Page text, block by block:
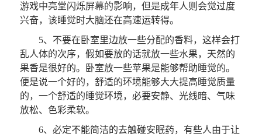
游戏中亮堂闪烁屏幕的影响，但是成年人则会觉过度
兴奋，该睡觉时大脑还在高速运转得。
5、不要在卧室里边放一些分配的香料，这样会打
乱人体的次序，假如要放的话就放一些水果，天然的
果香是很好的。卧室放一些苹果是能够帮助睡觉的。
便是说一个好的，舒适的环境能够大大提高睡觉质量
的，一个舒适的睡觉环境，必要安静、光线暗、气味
放松、色彩柔软。
6、必定不能简洁的去触碰安眠药，有些人由于让